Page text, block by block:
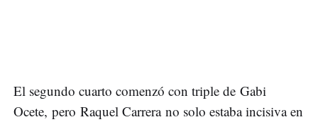
El segundo cuarto comenzó con triple de Gabi
Ocete, pero Raquel Carrera no solo estaba incisiva en